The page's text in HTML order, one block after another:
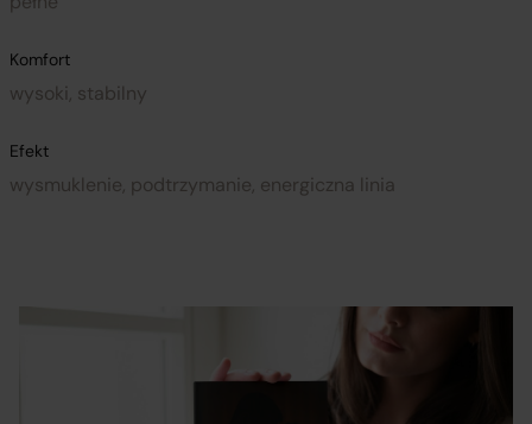
Komfort
wysoki, stabilny
Efekt
wysmuklenie, podtrzymanie, energiczna linia